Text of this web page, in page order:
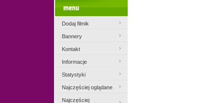
Dodaj filmik
Bannery
Kontakt
Informacje
Statystyki
Najczęściej oglądane
Najczęściej